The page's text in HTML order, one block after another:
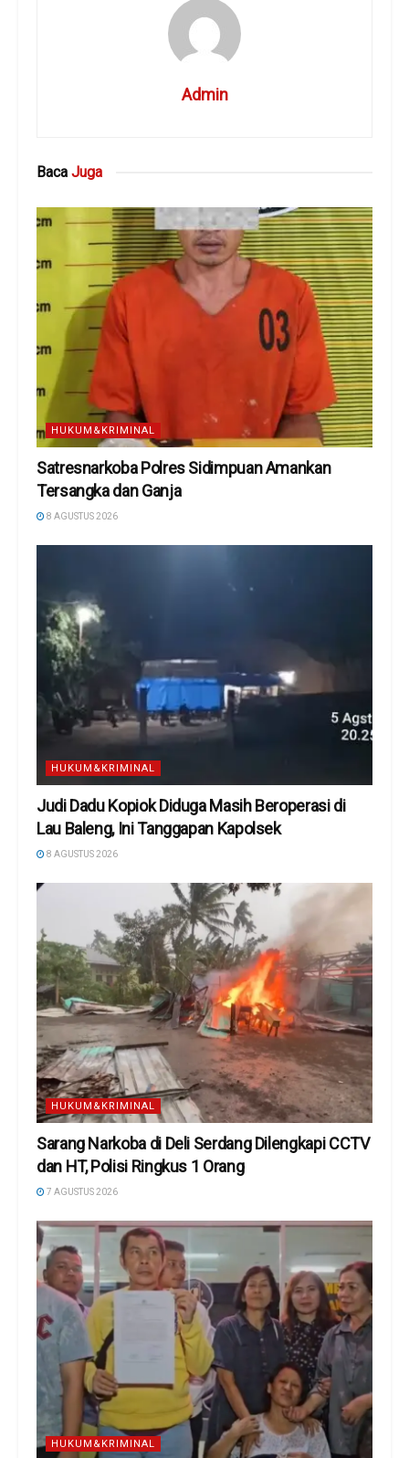
Admin
Baca Juga
HUKUM&KRIMINAL
Satresnarkoba Polres Sidimpuan Amankan
Tersangka dan Ganja
8 AGUSTUS 2026
HUKUM&KRIMINAL
Judi Dadu Kopiok Diduga Masih Beroperasi di
Lau Baleng, Ini Tanggapan Kapolsek
8 AGUSTUS 2026
HUKUM&KRIMINAL
Sarang Narkoba di Deli Serdang Dilengkapi CCTV
dan HT, Polisi Ringkus 1 Orang
7 AGUSTUS 2026
HUKUM&KRIMINAL